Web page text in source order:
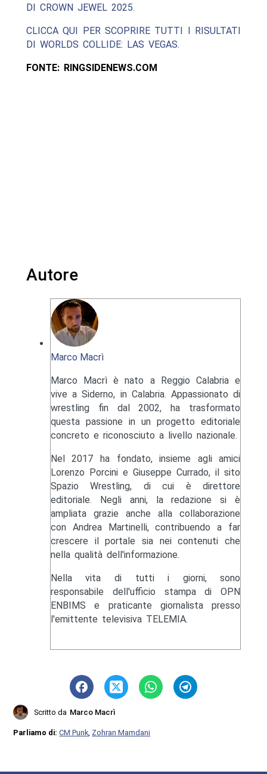
DI CROWN JEWEL 2025.
CLICCA QUI PER SCOPRIRE TUTTI I RISULTATI
DI WORLDS COLLIDE: LAS VEGAS.
FONTE: RINGSIDENEWS.COM
Autore
Marco Macrì
Marco Macrì è nato a Reggio Calabria e
vive a Siderno, in Calabria. Appassionato di
wrestling fin dal 2002, ha trasformato
questa passione in un progetto editoriale
concreto e riconosciuto a livello nazionale.
Nel 2017 ha fondato, insieme agli amici
Lorenzo Porcini e Giuseppe Currado, il sito
Spazio Wrestling, di cui è direttore
editoriale. Negli anni, la redazione si è
ampliata grazie anche alla collaborazione
con Andrea Martinelli, contribuendo a far
crescere il portale sia nei contenuti che
nella qualità dell'informazione.
Nella vita di tutti i giorni, sono
responsabile dell'ufficio stampa di OPN
ENBIMS e praticante giornalista presso
l'emittente televisiva TELEMIA.
Scritto da Marco Macrì
Parliamo di:CM Punk Zohran Mamdani